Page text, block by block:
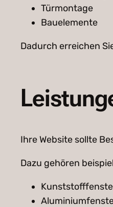
Türmontage
Bauelemente
Dadurch erreichen
Ihre Website sollte
Dazu gehören